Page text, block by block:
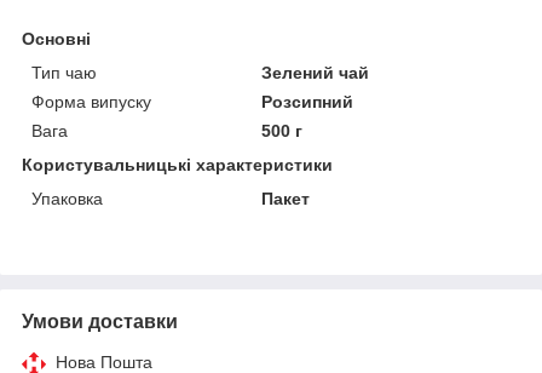
Основні
Тип чаю
Зелений чай
Форма випуску
Розсипний
Вага
500 г
Користувальницькі характеристики
Упаковка
Пакет
Умови доставки
Нова Пошта